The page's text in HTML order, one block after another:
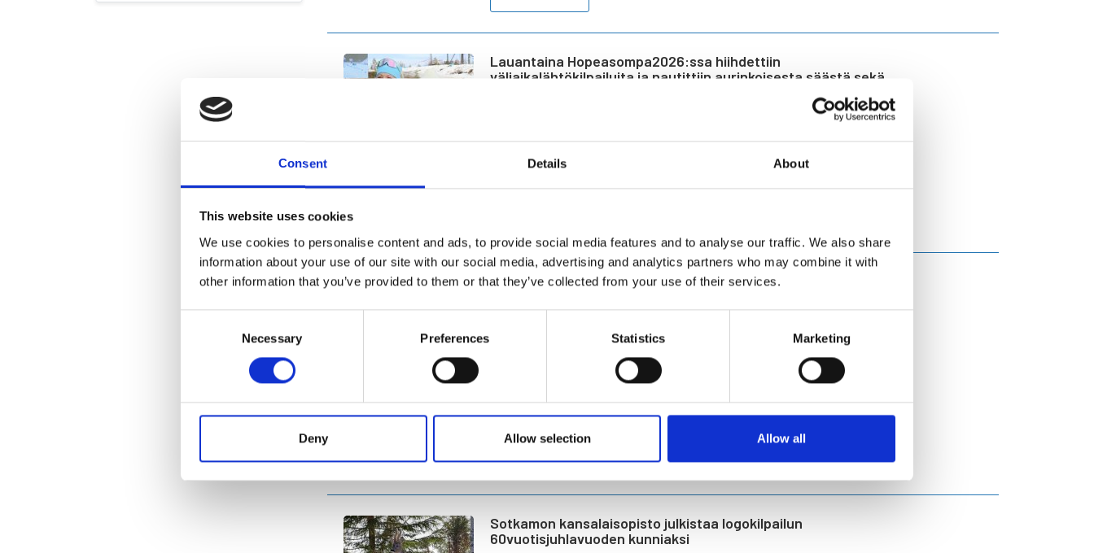
Consent Details About
This website uses cookies
We use cookies to personalise content and ads, to provide social media features and to analyse our traffic. We also share
information about your use of our site with our social media, advertising and analytics partners who may combine it with
other information that you’ve provided to them or that they’ve collected from your use of their services.
Necessary Preferences Statistics Marketing
Deny Allow selection Allow all
Lauantaina Hopeasompa2026:ssa hiihdettiin
väliaikalähtökilpailuita ja nautittiin aurinkoisesta säästä sekä
Saukkovaaralla
Maastohiihdon Hopeasompa-loppukilpailu käynnistyi
Maastohiihdon Hopeasompa-viikonloppu aloitettiin perjantaina
perinteisen hiihtotavan sprinteillä. Aamun osuudet hiihdettiin osittain
finaalissa hiihdettiinkin jo shortseissa!
Sotkamon kansalaisopisto julkistaa logokilpailun
60vuotisjuhlavuoden kunniaksi